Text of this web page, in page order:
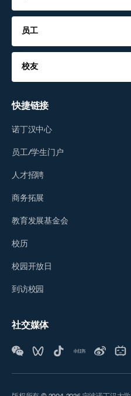
员工
校友
快捷链接
诺丁汉中心
员工/学生门户
人才招聘
商务拓展
教育发展基金会
校历
校园开放日
到访校园
社交媒体